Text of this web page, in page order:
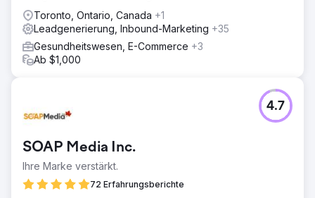
Toronto, Ontario, Canada +1
Leadgenerierung, Inbound-Marketing +35
Gesundheitswesen, E-Commerce +3
Ab $1,000
SOAP Media Inc.
Ihre Marke verstärkt.
72 Erfahrungsberichte
4.7